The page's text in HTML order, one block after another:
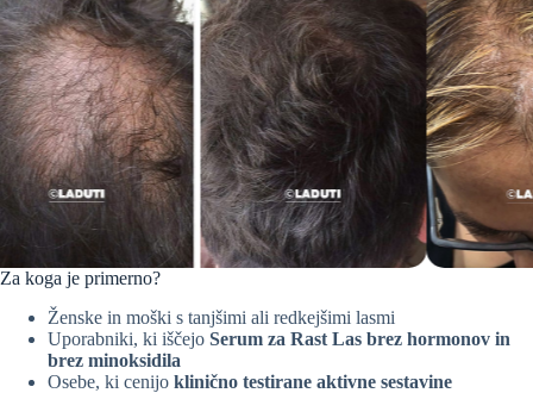
Za koga je primerno?
Ženske in moški s tanjšimi ali redkejšimi lasmi
Uporabniki, ki iščejo Serum za Rast Las brez hormonov in
brez minoksidila
Osebe, ki cenijo klinično testirane aktivne sestavine